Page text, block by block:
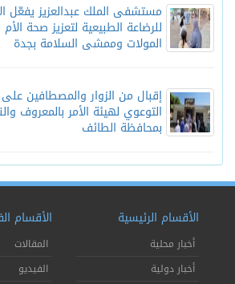
مستشفى الملك عبدالعزيز يفعّل
للرضاعة الطبيعية لتعزيز صحة
المولات وممشى السلامة بجدة
إقبال من الزوار والمصطافين على
التوعوي لهيئة الأمر بالمعروف
بمحافظة الطائف
الأقسام الرئيسية
أخبار محلية
أخبار دولية
الأقسام
المقالات
الفيديو